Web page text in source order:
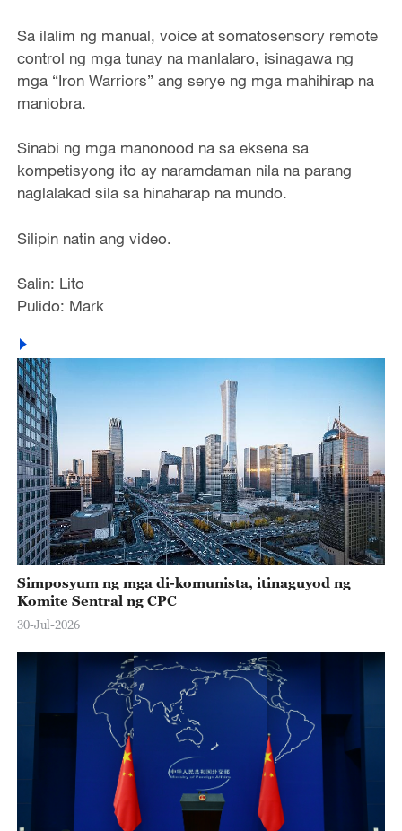
Sa ilalim ng manual, voice at somatosensory remote
control ng mga tunay na manlalaro, isinagawa ng
mga “Iron Warriors” ang serye ng mga mahihirap na
maniobra.
Sinabi ng mga manonood na sa eksena sa
kompetisyong ito ay naramdaman nila na parang
naglalakad sila sa hinaharap na mundo.
Silipin natin ang video.
Salin: Lito
Pulido: Mark
Simposyum ng mga di-komunista, itinaguyod ng
Komite Sentral ng CPC
30-Jul-2026